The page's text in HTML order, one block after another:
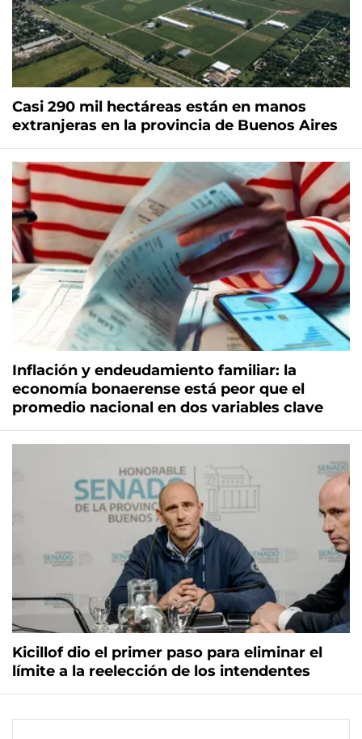
Casi 290 mil hectáreas están en manos
extranjeras en la provincia de Buenos Aires
Inflación y endeudamiento familiar: la
economía bonaerense está peor que el
promedio nacional en dos variables clave
Kicillof dio el primer paso para eliminar el
límite a la reelección de los intendentes